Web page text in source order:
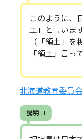
このように、
土」と言います
（「領土」を
「領土」言っ
北海道教育委員
説明 . 1